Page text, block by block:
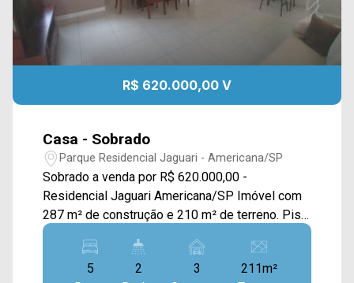
R$ 620.000,00 V
Casa - Sobrado
Parque Residencial Jaguari - Americana/SP
Sobrado a venda por R$ 620.000,00 -
Residencial Jaguari Americana/SP Imóvel com
287 m² de construção e 210 m² de terreno. Piso
superior com quarto, banheiro, Lavanderia, Sala
de jantar/TV e estar Ampla, Cozinha planejada
estilo americana, Sacada na frente e nos fundos
5
2
3
211m²